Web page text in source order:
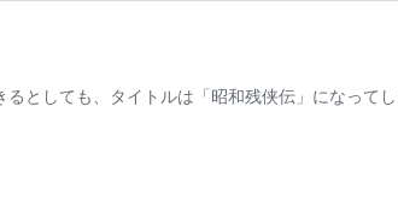
るとしても、タイトルは「昭和残侠伝」になってし